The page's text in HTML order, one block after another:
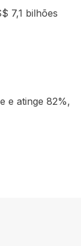
7,1 bilhões
e atinge 82%,